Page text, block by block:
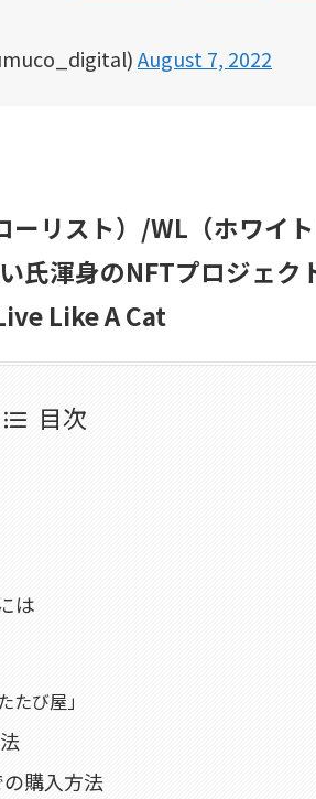
August 7, 2022
リスト）/WL（ホワイ
氏渾身のNFTプロジェ
Like A Cat
目次
は
たび屋」
購入方法